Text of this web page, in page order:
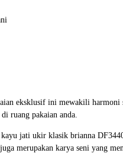
eksklusif ini mewakili
ruang pakaian anda.
jati ukir klasik brianna
merupakan karya seni yang